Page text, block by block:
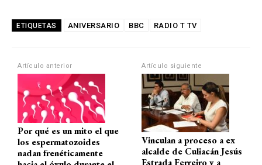
at
A
p
p
ce
o
o
k
e
ail m
ar
tir
ETIQUETAS ANIVERSARIO BBC RADIO T TV
Artículo anterior
Por qué es un mito el que
los espermatozoides
nadan frenéticamente
Artículo siguiente
Vinculan a proceso a ex
alcalde de Culiacán Jesús